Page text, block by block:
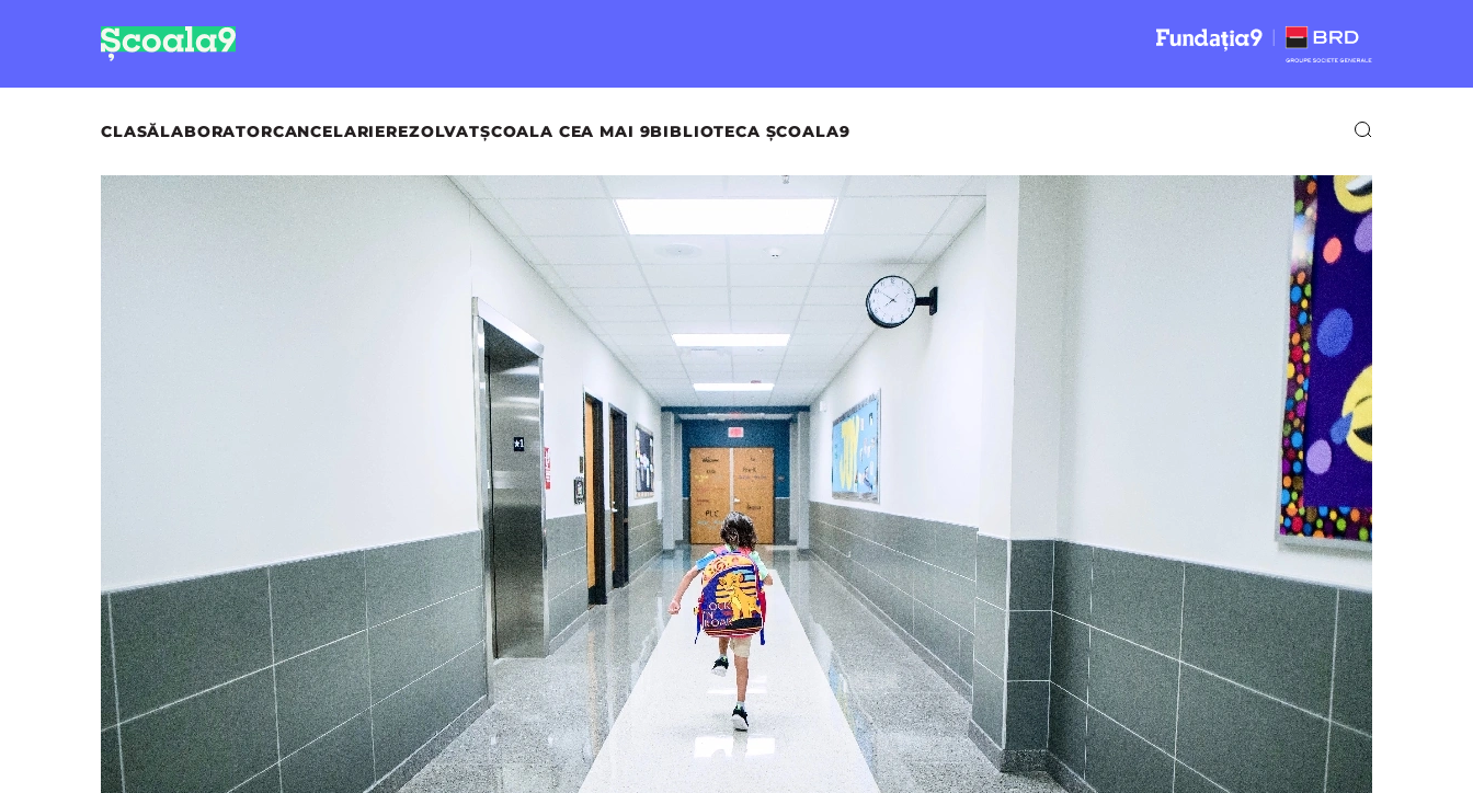
CLASĂLABORATORCANCELARIEREZOLVATȘCOALA CEA MAI 9BIBLIOTECA ȘCOALA9